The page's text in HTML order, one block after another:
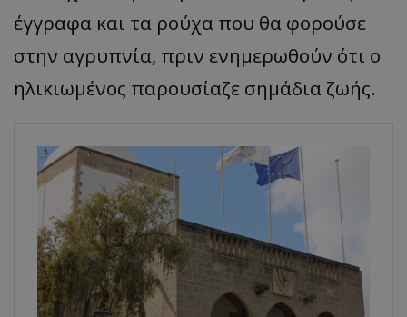
έγγραφα και τα ρούχα που θα φορούσε
στην αγρυπνία, πριν ενημερωθούν ότι ο
ηλικιωμένος παρουσίαζε σημάδια ζωής.